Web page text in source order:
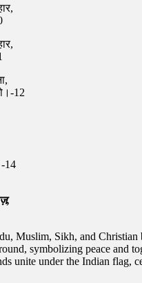
12
14
unite under the Indian flag,